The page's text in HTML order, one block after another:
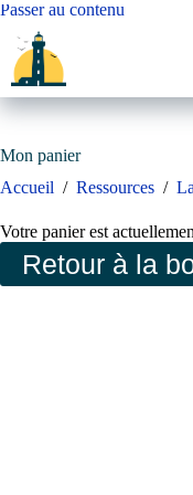
Passer au contenu
Mon panier
Accueil / Ressources /
Votre panier est
Retour à la